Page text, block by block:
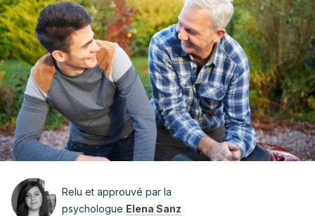
Relu et approuvé par la
psychologue Elena Sanz